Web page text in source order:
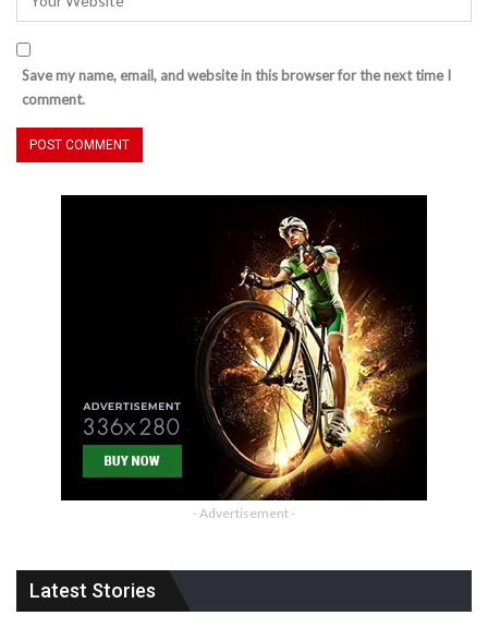
Save my name, email, and website in this browser for the next time I
comment.
- Advertisement -
Latest Stories